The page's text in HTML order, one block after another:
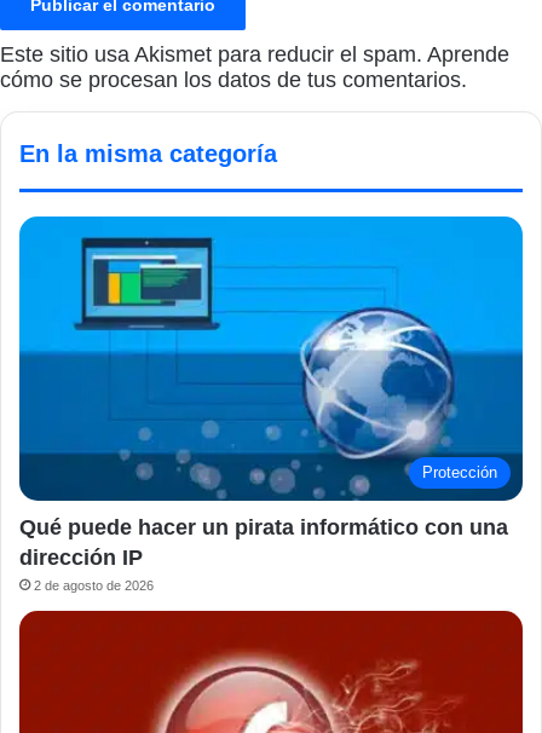
Este sitio usa Akismet para reducir el spam. Aprende
cómo se procesan los datos de tus comentarios.
En la misma categoría
Protección
Qué puede hacer un pirata informático con una
dirección IP
2 de agosto de 2026